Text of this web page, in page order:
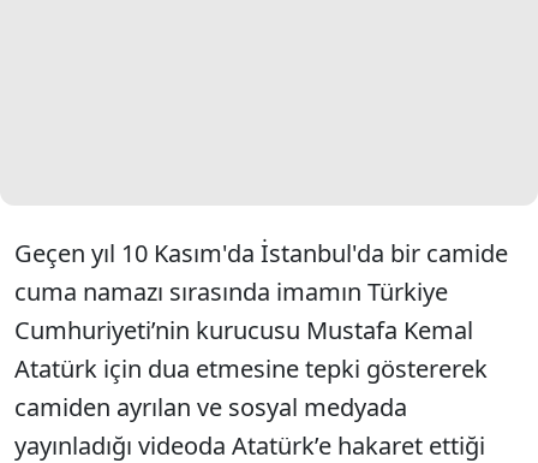
Geçen yıl 10 Kasım'da İstanbul'da bir camide
cuma namazı sırasında imamın Türkiye
Cumhuriyeti’nin kurucusu Mustafa Kemal
Atatürk için dua etmesine tepki göstererek
camiden ayrılan ve sosyal medyada
yayınladığı videoda Atatürk’e hakaret ettiği